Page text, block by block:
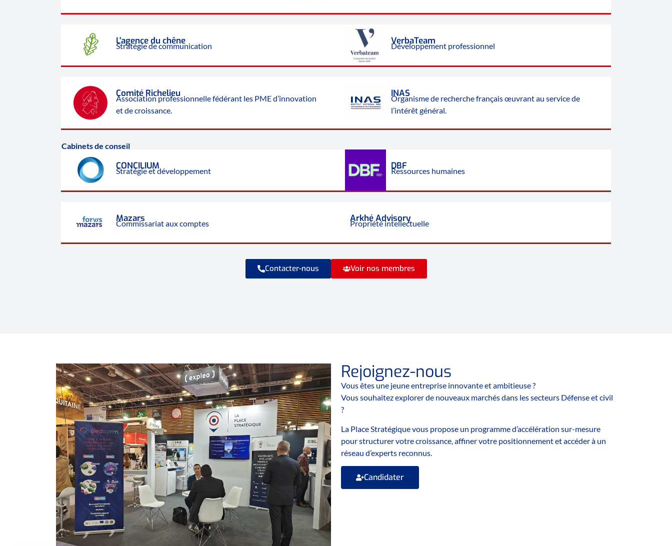
L'agence du chêne
Stratégie de communication VerbaTeam
Développement professionnel
Comité Richelieu
Association professionnelle fédérant les PME d’innovation
et de croissance.
INAS
Organisme de recherche français œuvrant au service de
l’intérêt général.
Cabinets de conseil
CONCILIUM
Stratégie et développement DBF
Ressources humaines
Mazars
Commissariat aux comptes Arkhé Advisory
Propriété intellectuelle
Contacter-nous Voir nos membres
Rejoignez-nous
Vous êtes une jeune entreprise innovante et ambitieuse ?
Vous souhaitez explorer de nouveaux marchés dans les secteurs Défense et civil
?
La Place Stratégique vous propose un programme d’accélération sur-mesure
pour structurer votre croissance, affiner votre positionnement et accéder à un
réseau d’experts reconnus.
Candidater